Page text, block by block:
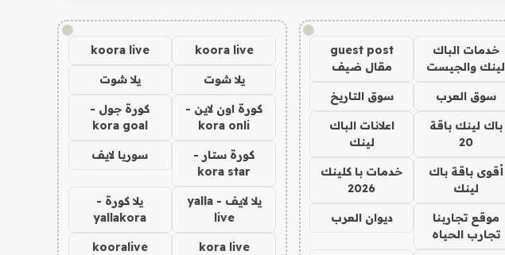
!
خدمات الباك
لينك والجيست
guest post
مقال ضيف
سوق العرب سوق التاريخ
باك لينك باقة
20
اعلانات الباك
لينك
أقوى باقة باك
لينك
خدمات با كلينك
2026
موقع تجاربنا
تجارب الحياه
ديوان العرب
!
koora live
koora live
يلا شوت يلا شوت
كورة اون لاين -
kora onli
كورة جول -
kora goal
كورة ستار -
kora star
سوريا لايف
يلا لايف - yalla
live
يلا كورة -
yallakora
kora live
kooralive